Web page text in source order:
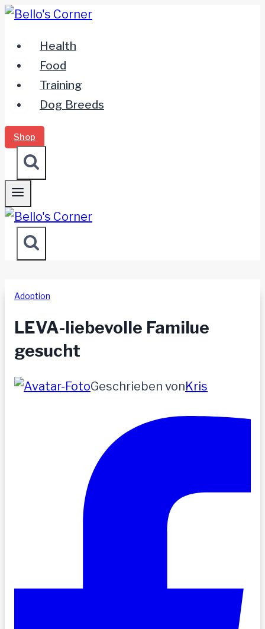
Zum
springenHealth
Food
Training
Dog Breeds
Shop
Adoption
LEVA-liebevolle Familue
gesucht
Geschrieben vonKris